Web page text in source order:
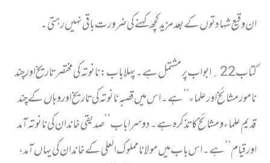
ان وقیع شہادتوں کے بعد مزید کچھ کہنے کی ضرورت باقی نہیں رہتی۔
کتاب 22؍ ابواب پر مشتمل ہے ۔ پہلا باب : نانوتہ کی مختصر تاریخ اور چند
نامور مشائخ اور علماء ‘‘ ہے ۔ اس میں قصبہ نانوتہ کی تاریخ اور وہاں کے چند
قدیم علماء ومشائخ کا تذکرہ ہے۔ دوسرا باب ’’صدیقی خاندان کی نانوتہ آمد
اور قیام ‘‘ ہے۔ اس باب میں مولانا مملوک العلی کے خاندان کی یہاں آمد ،